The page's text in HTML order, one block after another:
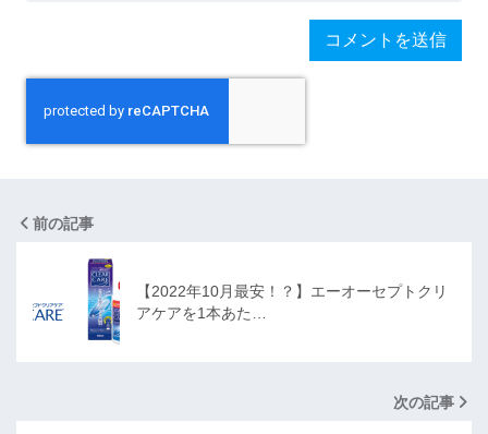
前の記事
【2022年10月最安！？】エーオーセプトクリ
アケアを1本あた…
次の記事